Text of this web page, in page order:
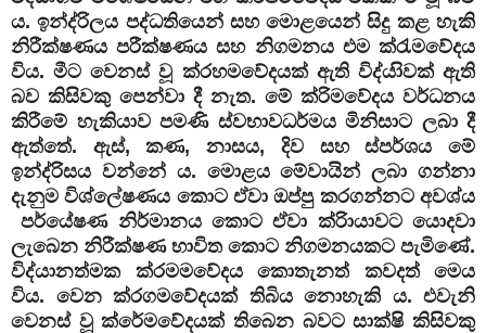
ය. ඉන්ද්රිලය පද්ධතියෙන් සහ මොළයෙන් සිදු කළ හැකි
නිරීක්‌ෂණය පරීක්‌ෂණය සහ නිගමනය එම ක්රැමවේදය
විය. මීට වෙනස්‌ වූ ක්රහමවේදයක්‌ ඇති විද්යාිවක්‌ ඇති
බව කිසිවකු පෙන්වා දී නැත. මේ ක්රිමවේදය වර්ධනය
කිරීමේ හැකියාව පමණි ස්‌වභාවධර්මය මිනිසාට ලබා දී
ඇත්තේ. ඇස්‌, කණ, නාසය, දිව සහ ස්‌පර්ශය මේ
ඉන්ද්රිසය වන්නේ ය. මොළය මේවායින් ලබා ගන්නා
දැනුම විශ්ලේෂණය කොට ඒවා ඔප්පු කරගන්නට අවශ්ය
පර්යේෂණ නිර්මානය කොට ඒවා ක්රිායාවට යොදවා
ලැබෙන නිරීක්‌ෂණ භාවිත කොට නිගමනයකට පැමිණේ.
විද්යානත්මක ක්රමමවේදය කොතැනත් කවදත් මෙය
විය. වෙන ක්රගමවේදයක්‌ තිබිය නොහැකි ය. එවැනි
වෙනස්‌ වූ ක්රේමවේදයක්‌ තිබෙන බවට සාක්‌ෂි කිසිවකු